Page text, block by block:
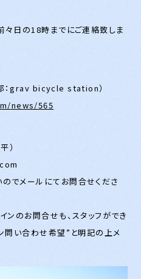
々日の18時までにご連絡致しま
：grav bicycle station）
news/565
）
でメールにてお問合せくださ
のお問合せも、スタッフができ
問い合わせ希望”と明記の上メ